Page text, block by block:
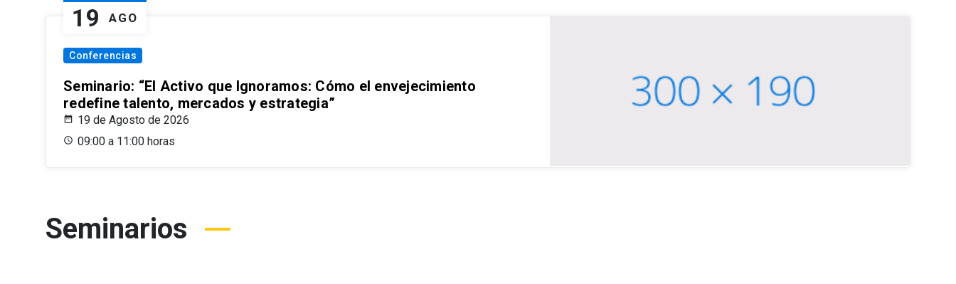
19 AGO
Conferencias
Seminario: “El Activo que Ignoramos: Cómo el envejecimiento
redefine talento, mercados y estrategia”
19 de Agosto de 2026
09:00 a 11:00 horas
Seminarios